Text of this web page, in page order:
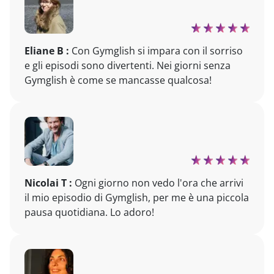
Eliane B : Con Gymglish si impara con il sorriso
e gli episodi sono divertenti. Nei giorni senza
Gymglish è come se mancasse qualcosa!
Nicolai T : Ogni giorno non vedo l'ora che arrivi
il mio episodio di Gymglish, per me è una piccola
pausa quotidiana. Lo adoro!